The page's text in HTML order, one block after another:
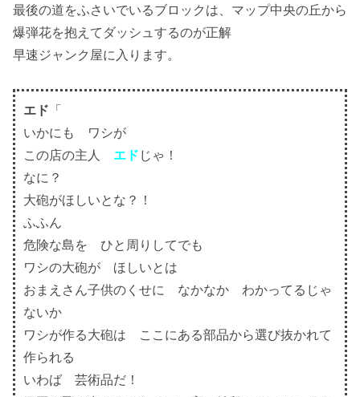
最後の道をふさいでいるブロックは、マップ中央の丘から
爆弾花を抱えてダッシュするのが正解
早速ジャンク屋に入ります。
エド 「
いかにも ワシが
この店の主人 エド じゃ！
なに？
大砲がほしいとな？！
ふふん
危険な島を ひと周りしてでも
ワシの大砲が ほしいとは
おまえさん子供のくせに なかなか わかってるじゃ
ないか
ワシが作る大砲は ここにある部品から選び抜かれて
作られる
いわば 芸術品だ！